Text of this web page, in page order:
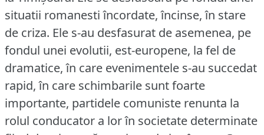
situatii romanesti încordate, încinse, în stare
de criza. Ele s-au desfasurat de asemenea, pe
fondul unei evolutii, est-europene, la fel de
dramatice, în care evenimentele s-au succedat
rapid, în care schimbarile sunt foarte
importante, partidele comuniste renunta la
rolul conducator a lor în societate determinate